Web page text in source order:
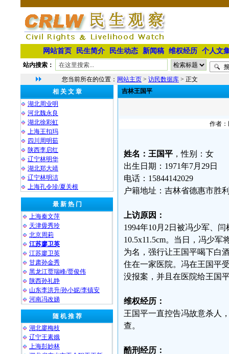
网站首页 民生简介 民生动态 新闻稿 维权经历 个人文
站内搜索：
您当前所在的位置： 网站主页 > 访民数据库 > 正文
相 关 文 章
湖北周业明
河北魏永良
湖北徐彩虹
上海王扣玛
四川周明茹
陕西李启红
辽宁林明华
湖北郑大靖
⁨辽宁林明洁
上海孔令珍/夏关根
最 新 热 门
上海秦文萍
天津毋秀玲
北京周莉
江苏廖卫英
江苏廖卫英
甘肃孙金秀
黑龙江贾瑞峰/贾俊伟
陕西孙礼静
山东李洪升/孙小妮/李镇安
河南冯改娣
随 机 推 荐
湖北廖梅枝
辽宁王素娥
上海彭妙林⁩
吉林王国平
作者：
姓名：王国平，性别：女
出生日期：1971年7月29日
电话：15844142029
户籍地址：吉林省德惠市胜
上访原因：
1994年10月2日被冯少军、
10.5x11.5cm。当日，冯少
为名，强行让王国平喝下白
住在一家医院。冯在王国平
没报案，并且在医院给王国
维权经历：
王国平一直控告冯故意杀人
查。
酷刑经历：